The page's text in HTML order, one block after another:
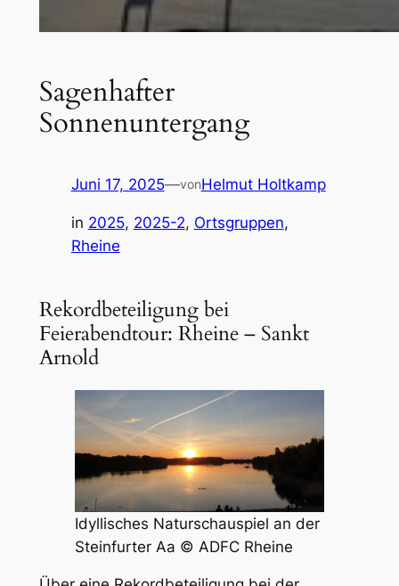
Sagenhafter
Sonnenuntergang
Juni 17, 2025—vonHelmut Holtkamp
in 2025, 2025-2, Ortsgruppen
Rheine
Rekordbeteiligung bei
Feierabendtour: Rheine – Sankt
Arnold
Idyllisches Naturschauspiel an der
Steinfurter Aa © ADFC Rheine